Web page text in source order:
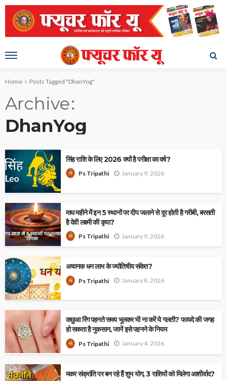
Home Posts Tagged "DhanYog"
Archive
DhanYog
सिंह राशि के लिए 2026 क्यों है परीक्षा का वर्ष?
Ps Tripathi January 9, 2026
माघ महीने में इन 5 स्थानों पर दीप जलाने से दूर होती है गरीबी, बरसती
है देवी लक्ष्मी की कृपा?
Ps Tripathi January 9, 2026
अचानक धन लाभ के ज्योतिषीय संकेत?
Ps Tripathi January 8, 2026
कछुआ रिंग पहनते समय भूलकर भी ना करें ये गलती? फायदे की जगह
हो सकता है नुकसान, जानें इसे पहनने के नियम
Ps Tripathi January 4, 2026
मकर संक्रांति पर बन रहे हैं शुभ योग, 3 राशियों को मिलेगा आशीर्वाद?